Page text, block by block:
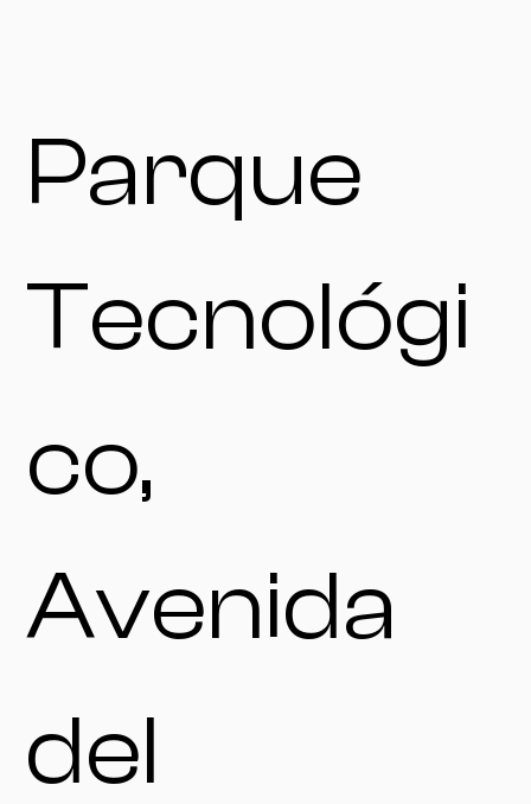
Parque
Tecnológi
co,
Avenida
del